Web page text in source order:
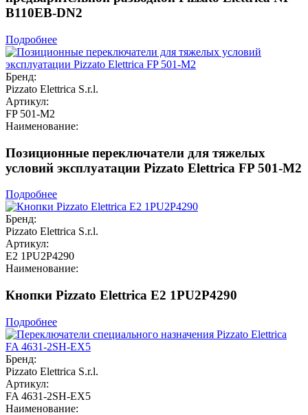
B110EB-DN2
Подробнее
Бренд:
Pizzato Elettrica S.r.l.
Артикул:
FP 501-M2
Наименование:
Позиционные переключатели для тяжелых
условий эксплуатации Pizzato Elettrica FP 501-M2
Подробнее
Бренд:
Pizzato Elettrica S.r.l.
Артикул:
E2 1PU2P4290
Наименование:
Кнопки Pizzato Elettrica E2 1PU2P4290
Подробнее
Бренд:
Pizzato Elettrica S.r.l.
Артикул:
FA 4631-2SH-EX5
Наименование: